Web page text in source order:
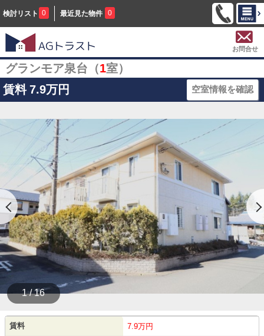
検討リスト 0 最近見た物件 0
お問合せ
グランモア泉台（1室）
賃料 7.9万円 空室情報を確認
1 / 16
賃料 7.9万円